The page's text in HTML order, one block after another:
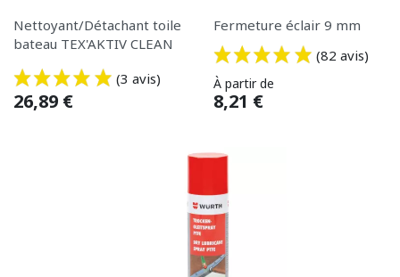
Nettoyant/Détachant toile
bateau TEX'AKTIV CLEAN
(3 avis)
Prix
26,89 €
Fermeture éclair 9 mm
(82 avis)
Prix
À partir de
8,21 €